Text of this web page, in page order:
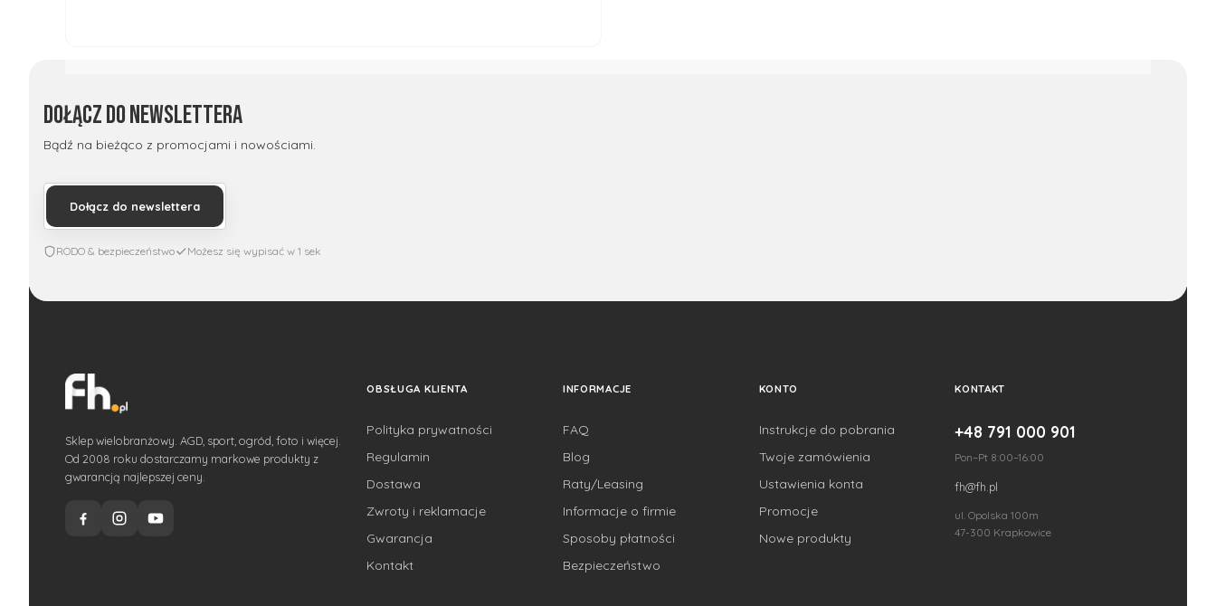
Dołącz do newslettera
Bądź na bieżąco z promocjami i nowościami.
Dołącz do newslettera
RODO & bezpieczeństwo Możesz się wypisać w 1 sek
Sklep wielobranżowy. AGD, sport, ogród, foto i więcej.
Od 2008 roku dostarczamy markowe produkty z
gwarancją najlepszej ceny.
OBSŁUGA KLIENTA
Polityka prywatności
Regulamin
Dostawa
Zwroty i reklamacje
Gwarancja
Kontakt
INFORMACJE
FAQ
Blog
Raty/Leasing
Informacje o firmie
Sposoby płatności
Bezpieczeństwo
KONTO
Instrukcje do pobrania
Twoje zamówienia
Ustawienia konta
Promocje
Nowe produkty
KONTAKT
+48 791 000 901
Pon–Pt 8:00–16:00
fh@fh.pl
ul. Opolska 100m
47-300 Krapkowice